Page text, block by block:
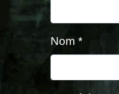
Nom *